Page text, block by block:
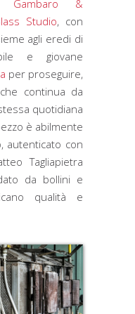
Gambaro &
Studio, con
agli eredi di
e giovane
per proseguire,
continua da
quotidiana
è abilmente
autenticato con
Tagliapietra
da bollini e
qualità e